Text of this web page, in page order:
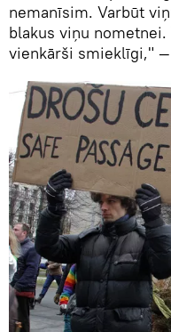
nemanīsim. Varbūt
blakus viņu
vienkārši smieklīgi,"